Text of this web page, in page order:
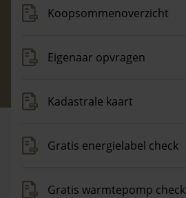
Koopsommenoverzicht
Eigenaar opvragen
Kadastrale kaart
Gratis energielabel check
Gratis warmtepomp check